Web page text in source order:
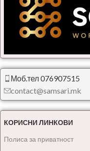
Моб.тел 076907515
contact@samsari.mk
КОРИСНИ ЛИНКОВИ
Полиса за приватност